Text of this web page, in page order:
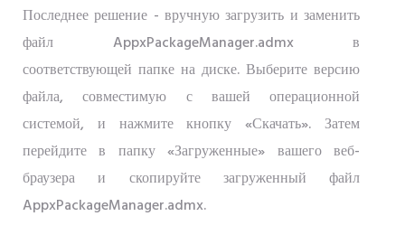
Последнее решение - вручную загрузить и заменить
файл AppxPackageManager.admx в
соответствующей папке на диске. Выберите версию
файла, совместимую с вашей операционной
системой, и нажмите кнопку «Скачать». Затем
перейдите в папку «Загруженные» вашего веб-
браузера и скопируйте загруженный файл
AppxPackageManager.admx.